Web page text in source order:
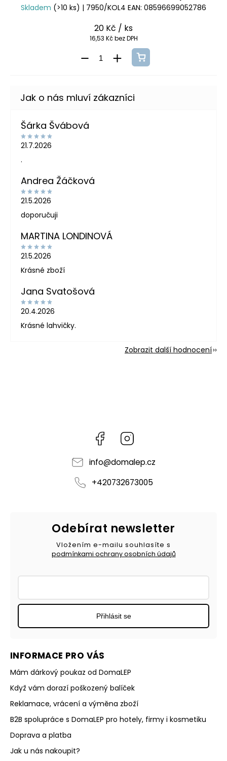
Skladem (>10 ks) | 7950/KOL4 EAN: 08596699052786
20 Kč / ks
16,53 Kč bez DPH
Šárka Švábová
21.7.2026
.
Andrea Žáčková
21.5.2026
doporučuji
MARTINA LONDINOVÁ
21.5.2026
Krásné zboží
Jana Svatošová
20.4.2026
Krásné lahvičky.
Zobrazit další hodnocení
Facebook
info@domalep.cz
+420732673005
INFORMACE PRO VÁS
Mám dárkový poukaz od DomaLEP
Když vám dorazí poškozený balíček
Reklamace, vrácení a výměna zboží
B2B spolupráce s DomaLEP pro hotely, firmy i kosmetiku
Doprava a platba
Jak u nás nakoupit?
Odebírat newsletter
Vložením e-mailu souhlasíte s
podmínkami ochrany osobních údajů
Přihlásit se